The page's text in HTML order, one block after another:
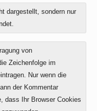
dargestellt, sondern nur
von
Zeichenfolge im
Nur wenn die
der Kommentar
dass Ihr Browser Cookies